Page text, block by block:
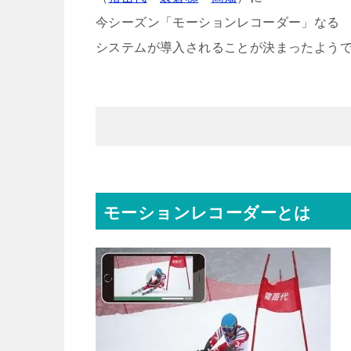
今シーズン「モーションレコーダー」なる
システムが導入されることが決まったようで
モーションレコーダーとは